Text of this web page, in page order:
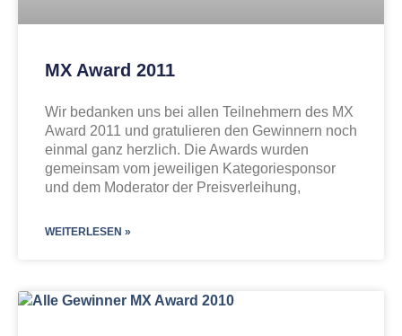
MX Award 2011
Wir bedanken uns bei allen Teilnehmern des MX
Award 2011 und gratulieren den Gewinnern noch
einmal ganz herzlich. Die Awards wurden
gemeinsam vom jeweiligen Kategoriesponsor
und dem Moderator der Preisverleihung,
WEITERLESEN »